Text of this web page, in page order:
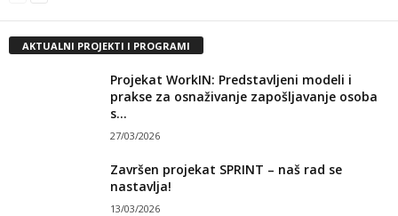
AKTUALNI PROJEKTI I PROGRAMI
Projekat WorkIN: Predstavljeni modeli i
prakse za osnaživanje zapošljavanje osoba
s...
27/03/2026
Završen projekat SPRINT – naš rad se
nastavlja!
13/03/2026